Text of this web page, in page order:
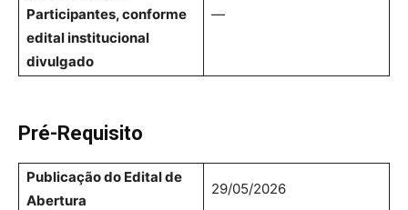
Participantes, conforme
edital institucional
divulgado
—
Pré-Requisito
Publicação do Edital de
Abertura
29/05/2026